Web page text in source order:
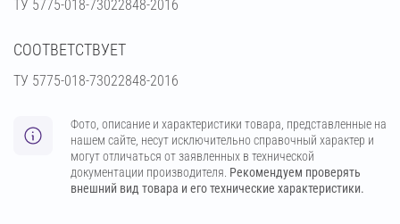
ТУ 5775-018-73022848-2016
СООТВЕТСТВУЕТ
ТУ 5775-018-73022848-2016
Фото, описание и характеристики товара, представленные на
нашем сайте, несут исключительно справочный характер и
могут отличаться от заявленных в технической
документации производителя. Рекомендуем проверять
внешний вид товара и его технические характеристики.